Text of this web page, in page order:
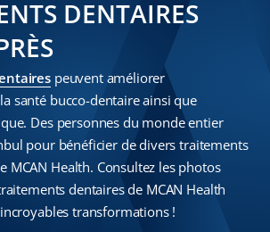
DENTAIRES
peuvent améliorer
santé bucco-dentaire ainsi que
Des personnes du monde entier
pour bénéficier de divers traitements
MCAN Health. Consultez les photos
dentaires de MCAN Health
transformations !